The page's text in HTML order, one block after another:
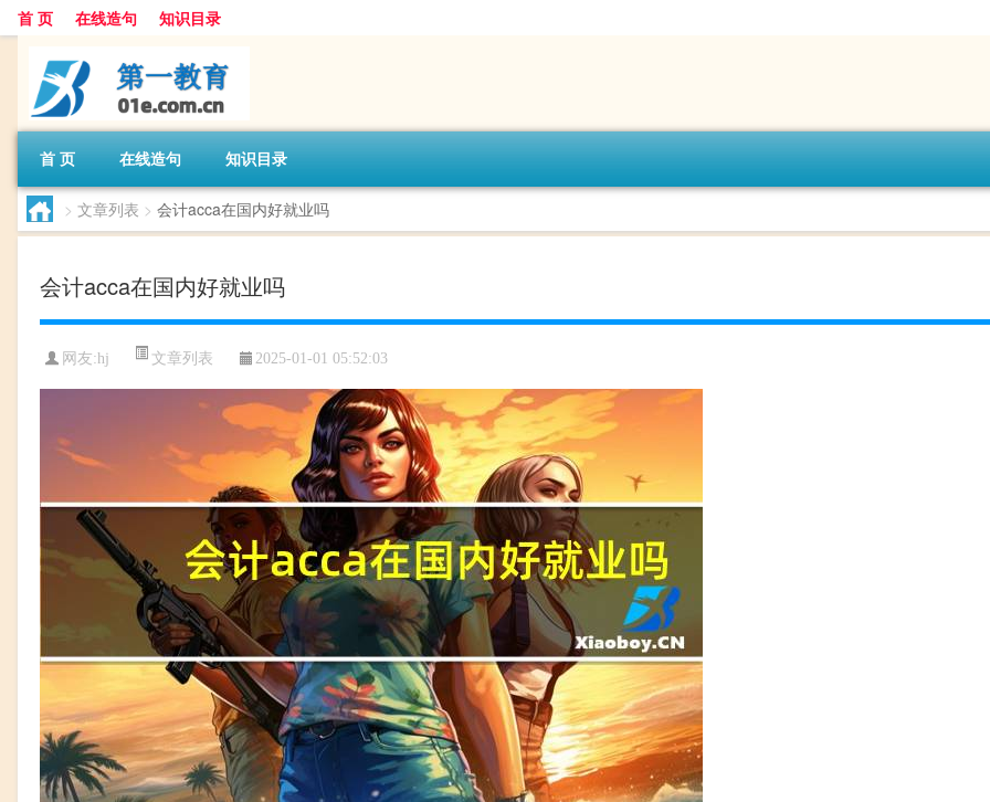
首 页 在线造句 知识目录
首 页 在线造句 知识目录
> 文章列表 > 会计acca在国内好就业吗
会计acca在国内好就业吗
网友:hj 文章列表 2025-01-01 05:52:03